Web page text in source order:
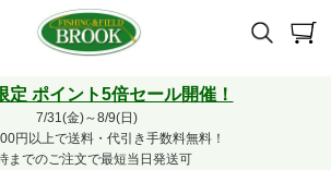
定 ポイント5倍セール開催！
7/31(金)～8/9(日)
円以上で送料・代引き手数料無料！
までのご注文で最短当日発送可